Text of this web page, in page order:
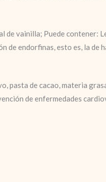
de vainilla; Puede contener:
de endorfinas, esto es, la de
pasta de cacao, materia
de enfermedades